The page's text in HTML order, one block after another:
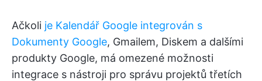
Ačkoli je Kalendář Google integrován s
Dokumenty Google, Gmailem, Diskem a dalšími
produkty Google, má omezené možnosti
integrace s nástroji pro správu projektů třetích